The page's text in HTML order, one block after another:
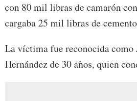
con 80 mil libras de camarón
cargaba 25 mil libras de
La víctima fue reconocida como
Hernández de 30 años, quien